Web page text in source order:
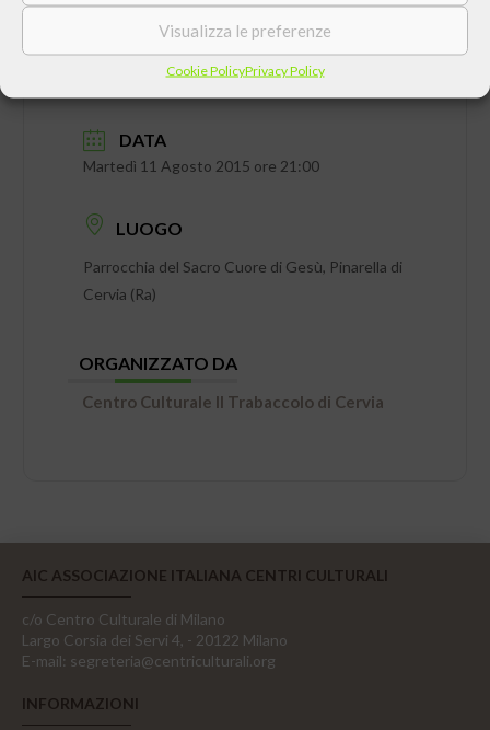
Visualizza le preferenze
Cookie PolicyPrivacy Policy
DATA
Martedì 11 Agosto 2015 ore 21:00
LUOGO
Parrocchia del Sacro Cuore di Gesù, Pinarella di
Cervia (Ra)
ORGANIZZATO DA
Centro Culturale Il Trabaccolo di Cervia
AIC ASSOCIAZIONE ITALIANA CENTRI CULTURALI
c/o Centro Culturale di Milano
Largo Corsia dei Servi 4, - 20122 Milano
E-mail: segreteria@centriculturali.org
INFORMAZIONI